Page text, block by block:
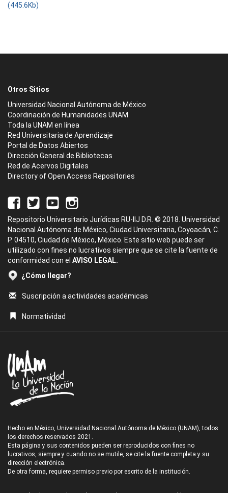
(445.6Kb)
Otros Sitios
Universidad Nacional Autónoma de México
Coordinación de Humanidades UNAM
Toda la UNAM en línea
Red Universitaria de Aprendizaje
Portal de Datos Abiertos
Dirección General de Bibliotecas
Red de Acervos Digitales
Directory of Open Access Repositories
Repositorio Universitario Jurídicas RU-IIJ D.R. © 2018. Universidad
Nacional Autónoma de México, Ciudad Universitaria, Coyoacán, C.
P. 04510, Ciudad de México, México. Este sitio web puede ser
utilizado con fines no lucrativos siempre que se cite la fuente de
conformidad con el AVISO LEGAL.
¿Cómo llegar?
Suscripción a actividades académicas
Normatividad
Hecho en México, Universidad Nacional Autónoma de México (UNAM), todos
los derechos reservados 2021.
Esta página y sus contenidos pueden ser reproducidos con fines no
lucrativos, siempre y cuando no se mutile, se cite la fuente completa y su
dirección electrónica.
De otra forma, requiere permiso previo por escrito de la institución.